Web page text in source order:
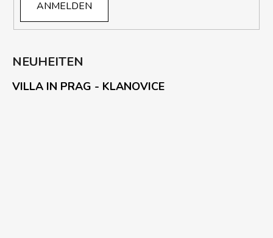
ANMELDEN
NEUHEITEN
VILLA IN PRAG - KLANOVICE